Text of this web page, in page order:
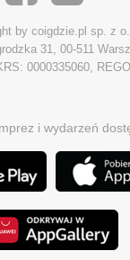
by coigdzie.pl sp. z
31, 00-511
0000335060,
i wydarzeń